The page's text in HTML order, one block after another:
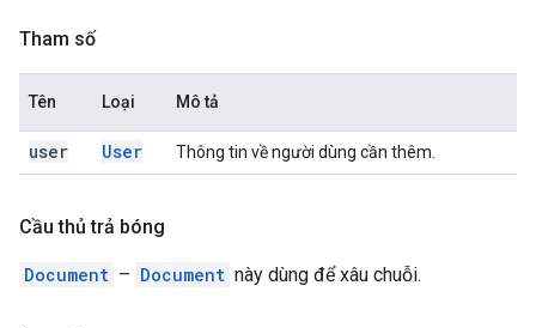
Tham số
Tên Loại Mô tả
user User Thông tin về người dùng cần thêm.
Cầu thủ trả bóng
Document – Document này dùng để xâu chuỗi.